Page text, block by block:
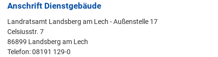
Anschrift Dienstgebäude
Landratsamt Landsberg am Lech - Außenstelle 17
Celsiusstr. 7
86899 Landsberg am Lech
Telefon: 08191 129-0